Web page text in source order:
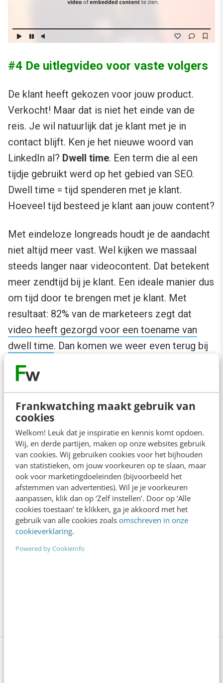
Frankwatching maakt gebruik van
cookies
Welkom! Leuk dat je inspiratie en kennis komt opdoen.
Wij, en derde partijen, maken op onze websites gebruik
van cookies. Wij gebruiken cookies voor het bijhouden
van statistieken, om jouw voorkeuren op te slaan, maar
ook voor marketingdoeleinden (bijvoorbeeld het
afstemmen van advertenties). Wil je je voorkeuren
aanpassen, klik dan op ‘Zelf instellen’. Door op ‘Alle
cookies toestaan’ te klikken, ga je akkoord met het
gebruik van alle cookies zoals omschreven in onze
cookieverklaring.
Powered by CookieInfo
#4 De uitlegvideo voor vaste volgers
De klant heeft gekozen voor jouw product.
Verkocht! Maar dat is niet het einde van de
reis. Je wil natuurlijk dat je klant met je in
contact blijft. Ken je het nieuwe woord van
LinkedIn al? Dwell time. Een term die al een
tijdje gebruikt werd op het gebied van SEO.
Dwell time = tijd spenderen met je klant.
Hoeveel tijd besteed je klant aan jouw content?
Met eindeloze longreads houdt je de aandacht
niet altijd meer vast. Wel kijken we massaal
steeds langer naar videocontent. Dat betekent
meer zendtijd bij je klant. Een ideale manier dus
om tijd door te brengen met je klant. Met
resultaat: 82% van de marketeers zegt dat
video heeft gezorgd voor een toename van
dwell time. Dan komen we weer even terug bij
bedankt
serie video’s met tips en tricks voor het
gebruik van je product.